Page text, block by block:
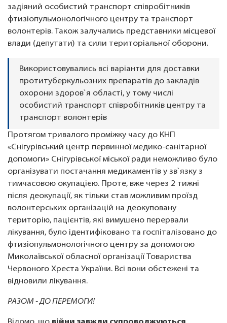
задіяний особистий транспорт співробітників
фтизіопульмонологічного центру та транспорт
волонтерів. Також залучались представники місцевої
влади (депутати) та сили територіальної оборони.
Використовувались всі варіанти для доставки
протитуберкульозних препаратів до закладів
охорони здоров`я області, у тому числі
особистий транспорт співробітників центру та
транспорт волонтерів
Протягом тривалого проміжку часу до КНП
«Снігурівський центр первинної медико-санітарної
допомоги» Снігурівської міської ради неможливо було
організувати постачання медикаментів у зв`язку з
тимчасовою окупацією. Проте, вже через 2 тижні
після деокупації, як тільки став можливим проїзд
волонтерських організацій на деокуповану
територію, пацієнтів, які вимушено перервали
лікування, було ідентифіковано та госпіталізовано до
фтизіопульмонологічного центру за допомогою
Миколаївської обласної організації Товариства
Червоного Хреста України. Всі вони обстежені та
відновили лікування.
РАЗОМ - ДО ПЕРЕМОГИ!